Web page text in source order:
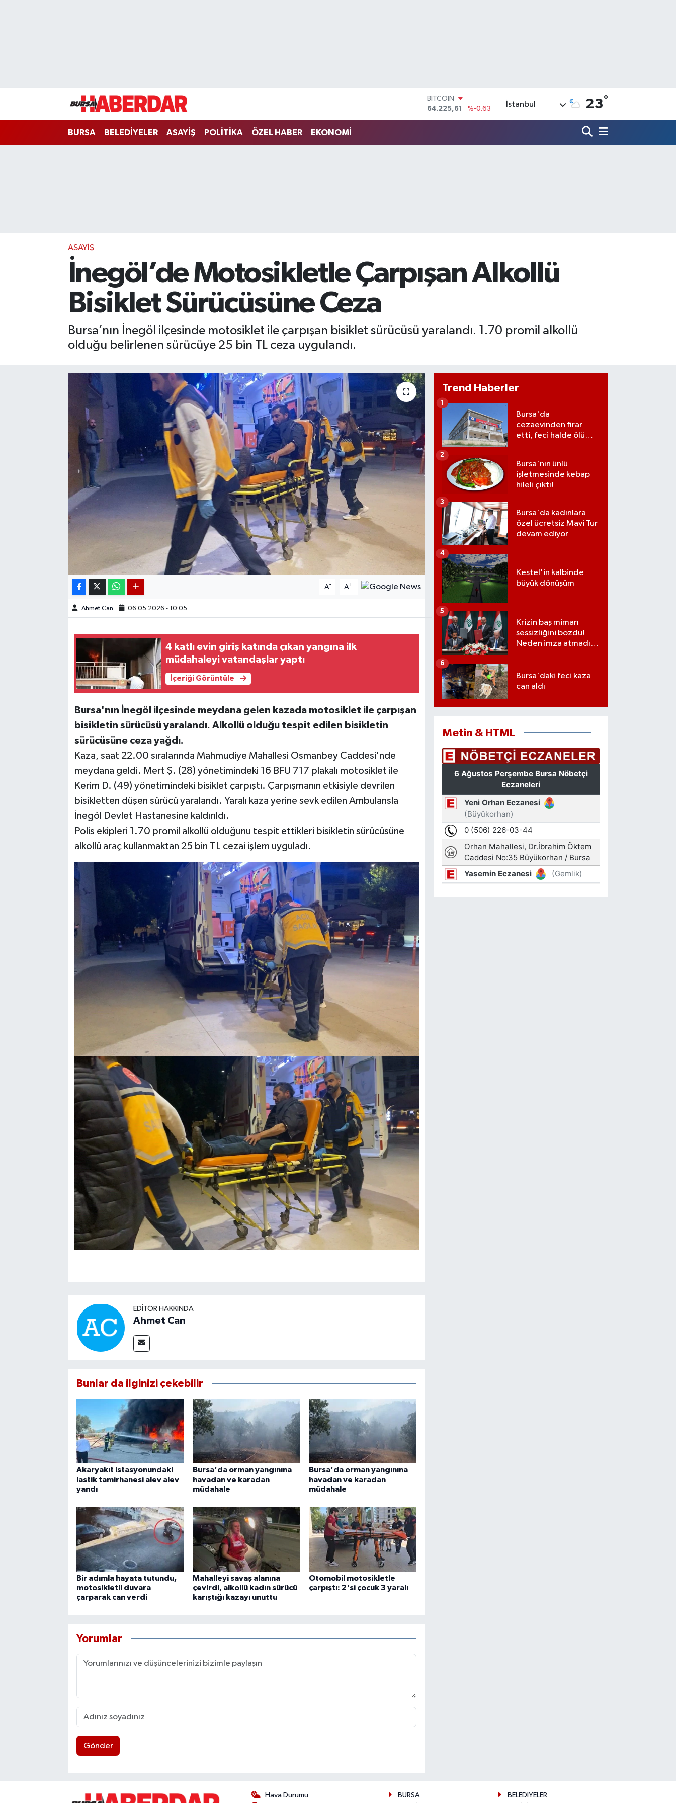
64.225,61
DOLAR
STERLİN
İstanbul 23°
BURSA BELEDİYELER ASAYİŞ POLİTİKA ÖZEL HABER EKONOMİ
ASAYİŞ
İnegöl’de Motosikletle Çarpışan Alkollü
Bisiklet Sürücüsüne Ceza
Bursa’nın İnegöl ilçesinde motosiklet ile çarpışan bisiklet sürücüsü yaralandı. 1.70 promil alkollü
olduğu belirlenen sürücüye 25 bin TL ceza uygulandı.
A- A+
Ahmet Can 06.05.2026 - 10:05
4 katlı evin giriş katında çıkan yangına ilk
müdahaleyi vatandaşlar yaptı
İçeriği Görüntüle
Bursa'nın İnegöl ilçesinde meydana gelen kazada motosiklet ile çarpışan
bisikletin sürücüsü yaralandı. Alkollü olduğu tespit edilen bisikletin
sürücüsüne ceza yağdı.
Kaza, saat 22.00 sıralarında Mahmudiye Mahallesi Osmanbey Caddesi'nde
meydana geldi. Mert Ş. (28) yönetimindeki 16 BFU 717 plakalı motosiklet ile
Kerim D. (49) yönetimindeki bisiklet çarpıştı. Çarpışmanın etkisiyle devrilen
bisikletten düşen sürücü yaralandı. Yaralı kaza yerine sevk edilen Ambulansla
İnegöl Devlet Hastanesine kaldırıldı.
Polis ekipleri 1.70 promil alkollü olduğunu tespit ettikleri bisikletin sürücüsüne
alkollü araç kullanmaktan 25 bin TL cezai işlem uyguladı.
EDITÖR HAKKINDA
Ahmet Can
Bunlar da ilginizi çekebilir
Akaryakıt istasyonundaki
lastik tamirhanesi alev alev
yandı
Bursa'da orman yangınına
havadan ve karadan
müdahale
Bursa'da orman yangınına
havadan ve karadan
müdahale
Bir adımla hayata tutundu,
motosikletli duvara
çarparak can verdi
Mahalleyi savaş alanına
çevirdi, alkollü kadın sürücü
karıştığı kazayı unuttu
Otomobil motosikletle
çarpıştı: 2'si çocuk 3 yaralı
Yorumlar
Gönder
Trend Haberler
Bursa'da
cezaevinden firar
etti, feci halde ölü
1
Bursa'nın ünlü
işletmesinde kebap
hileli çıktı!
2
Bursa'da kadınlara
özel ücretsiz Mavi Tur
devam ediyor
3
Kestel'in kalbinde
büyük dönüşüm
4
Krizin baş mimarı
sessizliğini bozdu!
Neden imza atmadığı
5
Bursa'daki feci kaza
can aldı
6
Metin & HTML
Hava Durumu
BURSA
BELEDİYELER
Tüm Manşetler